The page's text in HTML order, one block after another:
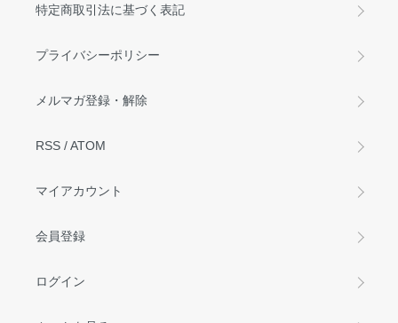
特定商取引法に基づく表記
プライバシーポリシー
メルマガ登録・解除
RSS /ATOM
マイアカウント
会員登録
ログイン